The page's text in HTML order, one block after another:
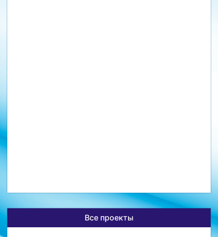
Все проекты